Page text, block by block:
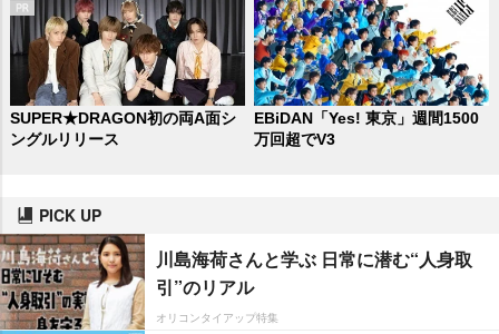
SUPER★DRAGON初の両A面シ
ングルリリース
EBiDAN「Yes! 東京」週間1500
万回超でV3
PICK UP
川島海荷さんと学ぶ 日常に潜む“人身取
引”のリアル
オリコンタイアップ特集